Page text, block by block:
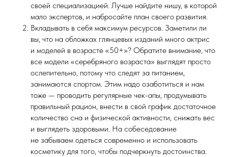
своей специализацией. Лучше найдите нишу, в которой
мало экспертов, и набросайте план своего развития.
Вкладывать в себя максимум ресурсов. Заметили ли
вы, что на обложках глянцевых изданий много актрис
и моделей в возрасте «50+»? Обратите внимание, что
все модели «серебряного возраста» выглядят просто
ослепительно, потому что следят за питанием,
занимаются спортом. Этим надо озаботиться и нам
тоже — проводить регулярные чек-апы, продумывать
правильный рацион, внести в свой график достаточное
количество сна и физической активности, снижать вес
и выглядеть здоровыми. На собеседование
не забываем одеться современно и использовать
косметику для того, чтобы подчеркнуть достоинства.